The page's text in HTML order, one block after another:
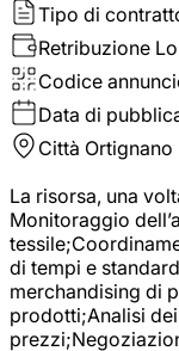
Tipo di
Retribuzione
Codice
Data di
Città Ortignano
La risorsa, una
Monitoraggio
di tempi e
merchandising di
prodotti;Analisi